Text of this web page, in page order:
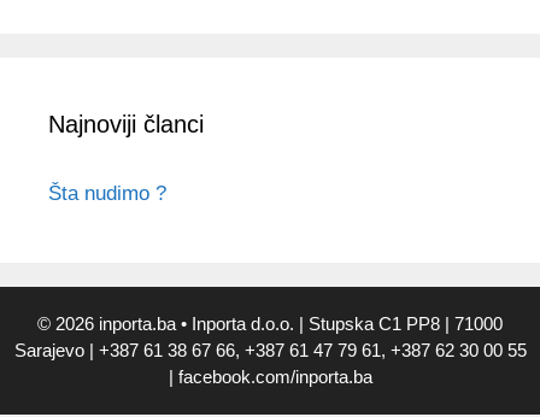
Najnoviji članci
Šta nudimo ?
© 2026 inporta.ba • Inporta d.o.o. | Stupska C1 PP8 | 71000
Sarajevo | +387 61 38 67 66, +387 61 47 79 61, +387 62 30 00 55
| facebook.com/inporta.ba